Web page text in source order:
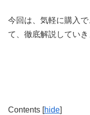
今回は、気軽に購入
て、徹底解説していき
Contents [hide]